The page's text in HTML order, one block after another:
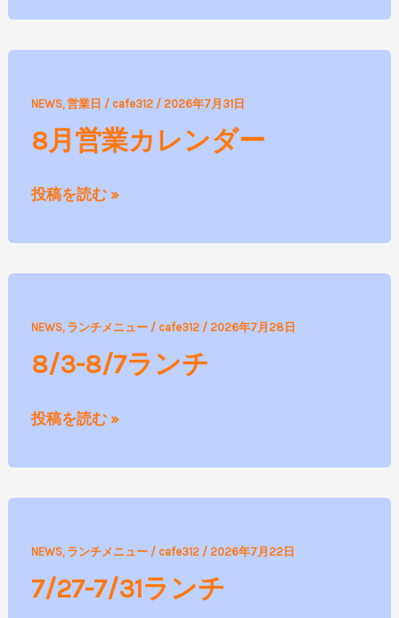
NEWS, 営業日 / cafe312 / 2026年7月31日
8月営業カレンダー
月
営
カ
ダ
投稿を読む »
NEWS, ランチメニュー/ cafe312 / 2026年7月28日
8/3-8/7ランチ
8/7
ラ
チ
投稿を読む »
NEWS, ランチメニュー/ cafe312 / 2026年7月22日
7/27-7/31ランチ
7/31
ラ